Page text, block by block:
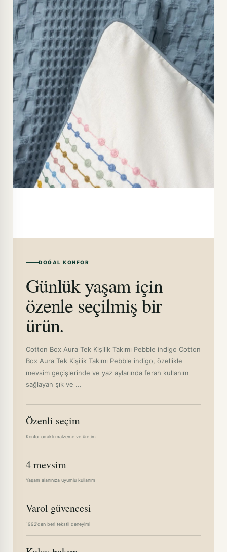
DOĞAL KONFOR
Günlük yaşam için
özenle seçilmiş bir
ürün.
Cotton Box Aura Tek Kişilik Takımı Pebble indigo Cotton
Box Aura Tek Kişilik Takımı Pebble indigo, özellikle
mevsim geçişlerinde ve yaz aylarında ferah kullanım
sağlayan şık ve ...
Özenli seçim
Konfor odaklı malzeme ve üretim
4 mevsim
Yaşam alanınıza uyumlu kullanım
Varol güvencesi
1992'den beri tekstil deneyimi